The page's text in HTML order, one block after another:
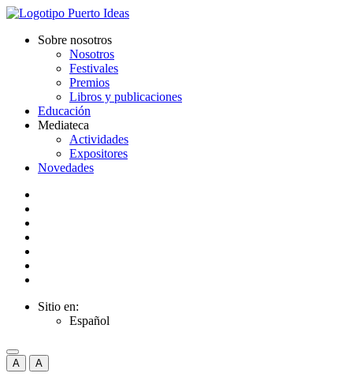
Sobre nosotros
Nosotros
Festivales
Premios
Libros y publicaciones
Educación
Mediateca
Actividades
Expositores
Novedades
Sitio en:
Español
A A